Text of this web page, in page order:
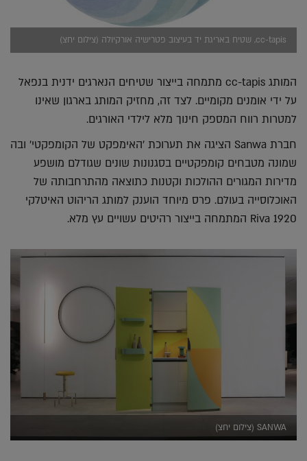
cc-tapis, שטיח באריגת יד בעיצוב פטרישיה אורקיולה (צילום יחצ)
המותג cc-tapis מתמחה בייצור שטיחים הנארגים ידנית בנפאל
על ידי אומנים מקומיים. לצד זה, מחזיק המותג בארגון שאינו
למטרות רווח המספק חינוך מלא לילדי האורגים.
חברת Sanwa הציגה את תערוכת 'האימפקט של הקומפקטי' ובה
שמונה מטבחים קומפקטיים בסגנונות שונים שגודלם מושפע
מדירות המגורים ההולכות וקטנות כתוצאה מהתרחבותה של
האוכלוסייה בעולם. פרס מיוחד הוענק למותג הריהוט האיטלקי
Riva 1920 המתמחה בייצור רהיטים עשויים עץ מלא.
SANWA (צילום יחצ)